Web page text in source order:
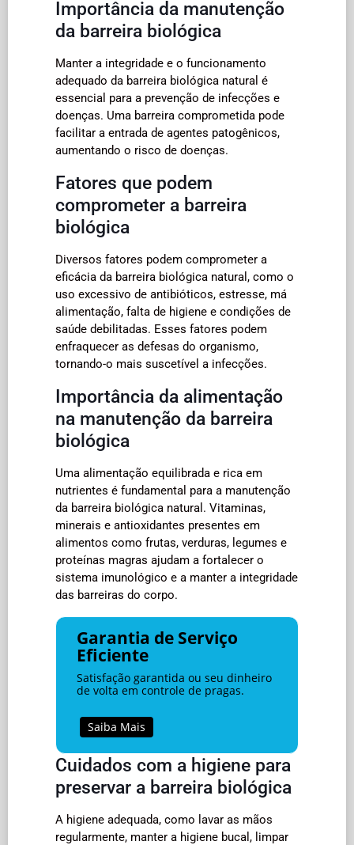
Importância da manutenção
da barreira biológica
Manter a integridade e o funcionamento
adequado da barreira biológica natural é
essencial para a prevenção de infecções e
doenças. Uma barreira comprometida pode
facilitar a entrada de agentes patogênicos,
aumentando o risco de doenças.
Fatores que podem
comprometer a barreira
biológica
Diversos fatores podem comprometer a
eficácia da barreira biológica natural, como o
uso excessivo de antibióticos, estresse, má
alimentação, falta de higiene e condições de
saúde debilitadas. Esses fatores podem
enfraquecer as defesas do organismo,
tornando-o mais suscetível a infecções.
Importância da alimentação
na manutenção da barreira
biológica
Uma alimentação equilibrada e rica em
nutrientes é fundamental para a manutenção
da barreira biológica natural. Vitaminas,
minerais e antioxidantes presentes em
alimentos como frutas, verduras, legumes e
proteínas magras ajudam a fortalecer o
sistema imunológico e a manter a integridade
das barreiras do corpo.
Garantia de Serviço
Eficiente
Satisfação garantida ou seu dinheiro
de volta em controle de pragas.
Saiba Mais
Cuidados com a higiene para
preservar a barreira biológica
A higiene adequada, como lavar as mãos
regularmente, manter a higiene bucal, limpar